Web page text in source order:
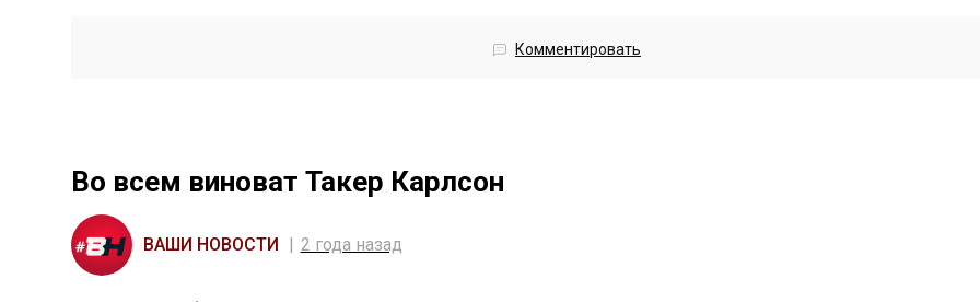
Комментировать
Во всем виноват Такер Карлсон
ВАШИ НОВОСТИ 2 года назад